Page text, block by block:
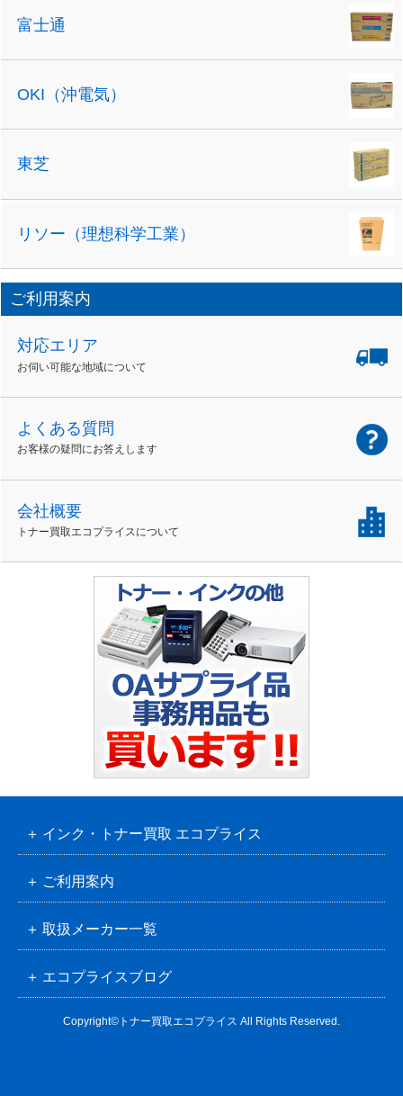
富士通
OKI（沖電気）
東芝
リソー（理想科学工業）
ご利用案内
対応エリア
お伺い可能な地域について
よくある質問
お客様の疑問にお答えします
会社概要
トナー買取エコプライスについて
インク・トナー買取 エコプライス
ご利用案内
取扱メーカー一覧
エコプライスブログ
Copyright©トナー買取エコプライス All Rights Reserved.